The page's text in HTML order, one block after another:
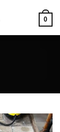
0